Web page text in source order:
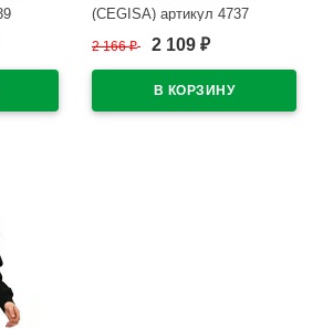
152
(CEGISA) артикул 4737
размерный ряд 42/158-46/170
2 166₽ 2 109 ₽